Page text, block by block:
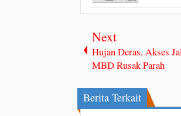
Next
Hujan Deras, Akses
MBD Rusak Parah
Berita Terkait